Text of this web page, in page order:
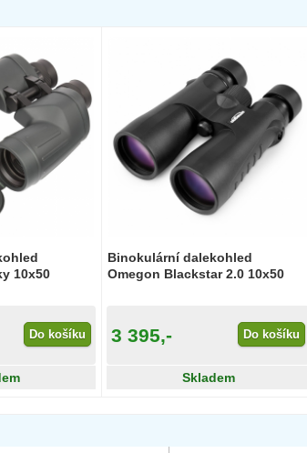
10x50
Do košíku
Binokulární dalekohled
Omegon Blackstar 2.0 10x50
3 395,- Do košíku
Skladem